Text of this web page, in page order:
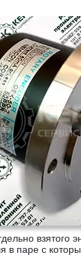
взятого
в паре с